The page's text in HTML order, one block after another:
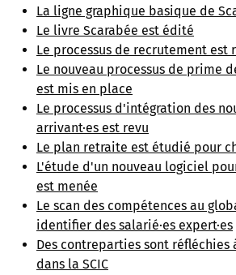
La ligne graphique basique de
Le livre Scarabée est édité
Le processus de recrutement est
Le nouveau processus de prime
est mis en place
Le processus d'intégration des
arrivant·es est revu
Le plan retraite est étudié pour
L'étude d'un nouveau logiciel pour
est menée
Le scan des compétences au
identifier des salarié·es expert·es
Des contreparties sont réfléchies
dans la SCIC